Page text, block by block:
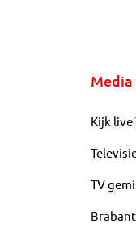
Media
Kijk live
TV